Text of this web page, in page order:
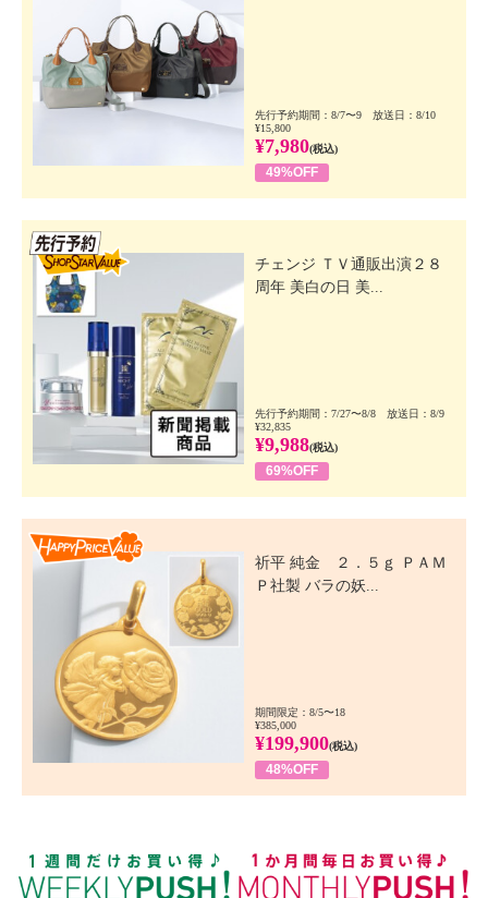
先行予約期間：8/7〜9 放送日：8/10
¥15,800
¥7,980(税込)
49%OFF
チェンジ ＴＶ通販出演２８
周年 美白の日 美...
先行予約期間：7/27〜8/8 放送日：8/9
¥32,835
¥9,988(税込)
69%OFF
祈平 純金 ２．５ｇ ＰＡＭ
Ｐ社製 バラの妖...
期間限定：8/5〜18
¥385,000
¥199,900(税込)
48%OFF